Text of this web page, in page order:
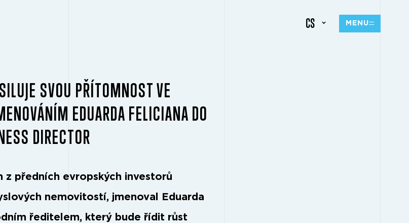
CS MENU
SVOU PŘÍTOMNOST VE
EDUARDA FELICIANA DO
DIRECTOR
z předních evropských investorů
nemovitostí, jmenoval Eduarda
ředitelem, který bude řídit růst